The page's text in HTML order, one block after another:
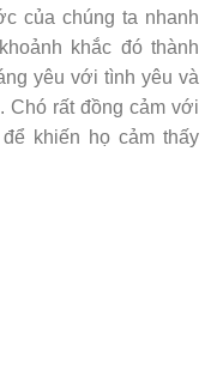
của chúng ta nhanh
khắc đó thành
yêu với tình yêu và
Chó rất đồng cảm với
khiến họ cảm thấy